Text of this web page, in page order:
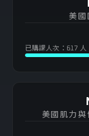
美國
已購課人次：617 人
美國肌力與